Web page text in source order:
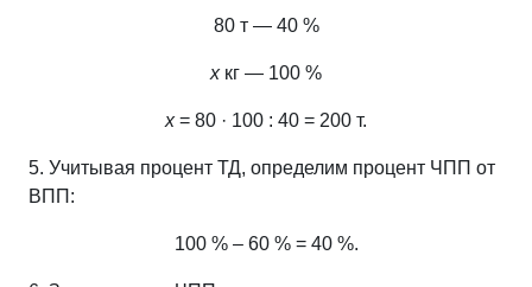
80 т — 40 %
хкг — 100 %
х= 80 · 100 : 40 = 200 т.
5. Учитывая процент ТД, определим процент ЧПП от
ВПП:
100 % – 60 % = 40 %.